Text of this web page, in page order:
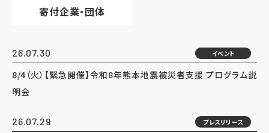
寄付企業・団体
26.07.30 イベント
8/4（火）【緊急開催】令和8年熊本地震被災者支援 プログラム説
明会
26.07.29 プレスリリース